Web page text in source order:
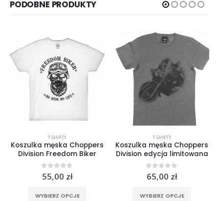
PODOBNE PRODUKTY
T-SHIRTY
Koszulka męska Choppers
Division Freedom Biker
0out of 5
55,00 zł
WYBIERZ OPCJE
T-SHIRTY
Koszulka męska Choppers
Division edycja limitowana
0out of 5
65,00 zł
WYBIERZ OPCJE